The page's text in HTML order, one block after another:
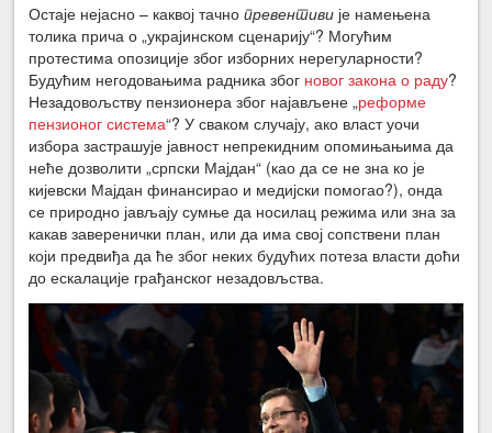
Остаје нејасно – каквој тачнопревентиви је намењена
толика прича о „украјинском сценарију“? Могућим
протестима опозиције због изборних нерегуларности?
Будућим негодовањима радника због новог закона о раду?
Незадовољству пензионера због најављене „реформе
пензионог система“? У сваком случају, ако власт уочи
избора застрашује јавност непрекидним опомињањима да
неће дозволити „српски Мајдан“ (као да се не зна ко је
кијевски Мајдан финансирао и медијски помогао?), онда
се природно јављају сумње да носилац режима или зна за
какав заверенички план, или да има свој сопствени план
који предвиђа да ће због неких будућих потеза власти доћи
до ескалације грађанског незадовљства.